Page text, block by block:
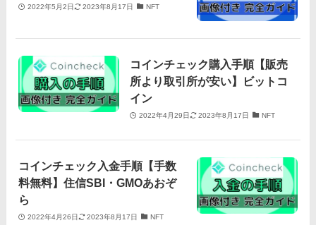
2022年5月2日 2023年8月17日 NFT
コインチェック購入手順【販売
所より取引所が安い】ビットコ
イン
2022年4月29日 2023年8月17日 NFT
コインチェック入金手順【手数
料無料】住信SBI・GMOあおぞ
ら
2022年4月26日 2023年8月17日 NFT